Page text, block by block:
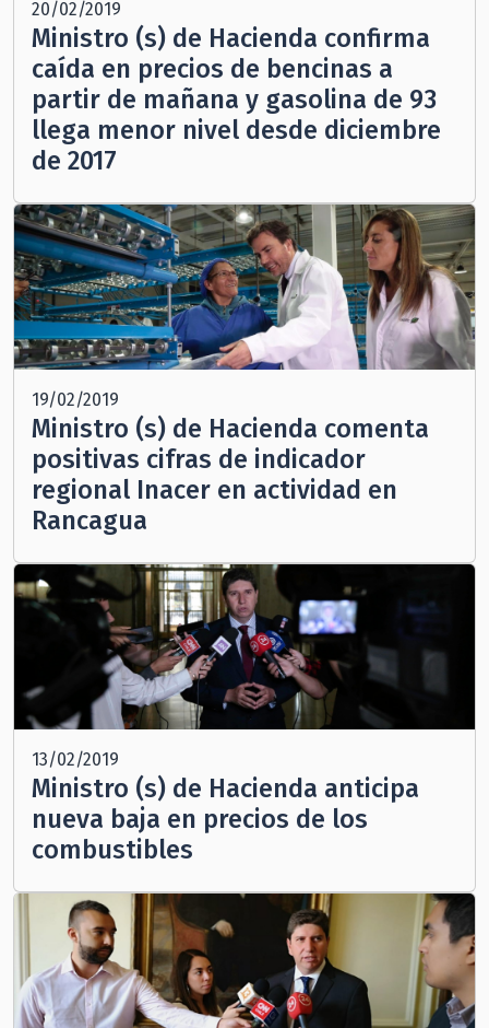
20/02/2019
Ministro (s) de Hacienda confirma
caída en precios de bencinas a
partir de mañana y gasolina de 93
llega menor nivel desde diciembre
de 2017
19/02/2019
Ministro (s) de Hacienda comenta
positivas cifras de indicador
regional Inacer en actividad en
Rancagua
13/02/2019
Ministro (s) de Hacienda anticipa
nueva baja en precios de los
combustibles